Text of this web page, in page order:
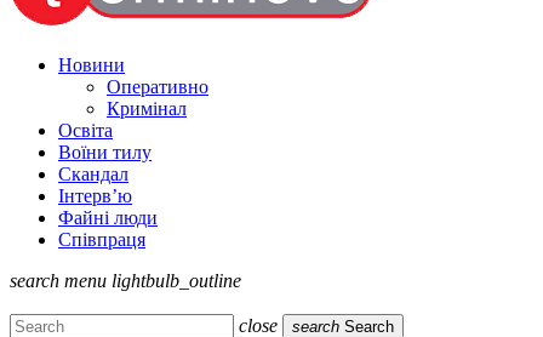
Новини
Оперативно
Кримінал
Освіта
Воїни тилу
Скандал
Інтерв’ю
Файні люди
Співпраця
search menu lightbulb_outline
close search Search